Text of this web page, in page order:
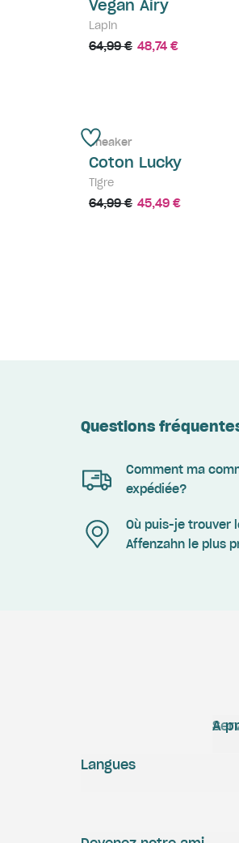
Vegan Airy
Lapin
64,99 € 48,74 €
Sneaker
Coton Lucky
Tigre
64,99 € 45,49 €
Questions
Comment ma
expédiée?
Où puis-je trouver
Affenzahn le plus
A
Langues